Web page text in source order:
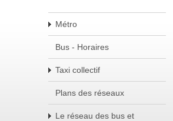
Métro
Bus - Horaires
Taxi collectif
Plans des réseaux
Le réseau des bus et